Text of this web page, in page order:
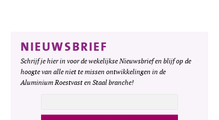
NIEUWSBRIEF
Schrijf je hier in voor de wekelijkse Nieuwsbrief en blijf op de
hoogte van alle niet te missen ontwikkelingen in de
Aluminium Roestvast en Staal branche!